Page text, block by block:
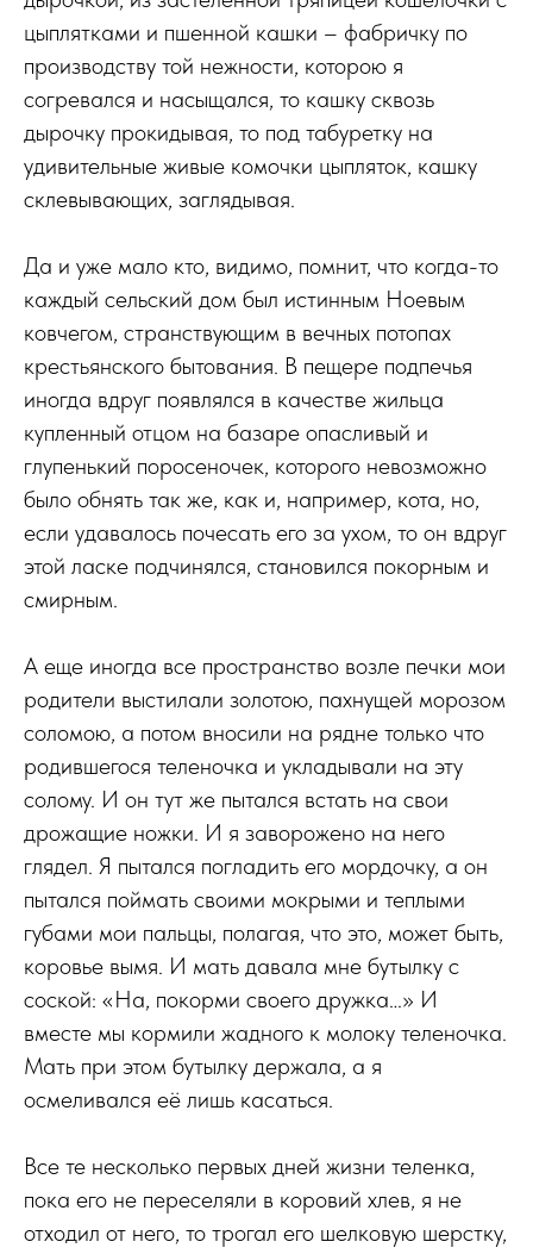
цыплятками и пшенной кашки – фабричку по
производству той нежности, которою я
согревался и насыщался, то кашку сквозь
дырочку прокидывая, то под табуретку на
удивительные живые комочки цыпляток, кашку
склевывающих, заглядывая.
Да и уже мало кто, видимо, помнит, что когда-то
каждый сельский дом был истинным Ноевым
ковчегом, странствующим в вечных потопах
крестьянского бытования. В пещере подпечья
иногда вдруг появлялся в качестве жильца
купленный отцом на базаре опасливый и
глупенький поросеночек, которого невозможно
было обнять так же, как и, например, кота, но,
если удавалось почесать его за ухом, то он вдруг
этой ласке подчинялся, становился покорным и
смирным.
А еще иногда все пространство возле печки мои
родители выстилали золотою, пахнущей морозом
соломою, а потом вносили на рядне только что
родившегося теленочка и укладывали на эту
солому. И он тут же пытался встать на свои
дрожащие ножки. И я заворожено на него
глядел. Я пытался погладить его мордочку, а он
пытался поймать своими мокрыми и теплыми
губами мои пальцы, полагая, что это, может быть,
коровье вымя. И мать давала мне бутылку с
соской: «На, покорми своего дружка…» И
вместе мы кормили жадного к молоку теленочка.
Мать при этом бутылку держала, а я
осмеливался её лишь касаться.
Все те несколько первых дней жизни теленка,
пока его не переселяли в коровий хлев, я не
отходил от него, то трогал его шелковую шерстку,